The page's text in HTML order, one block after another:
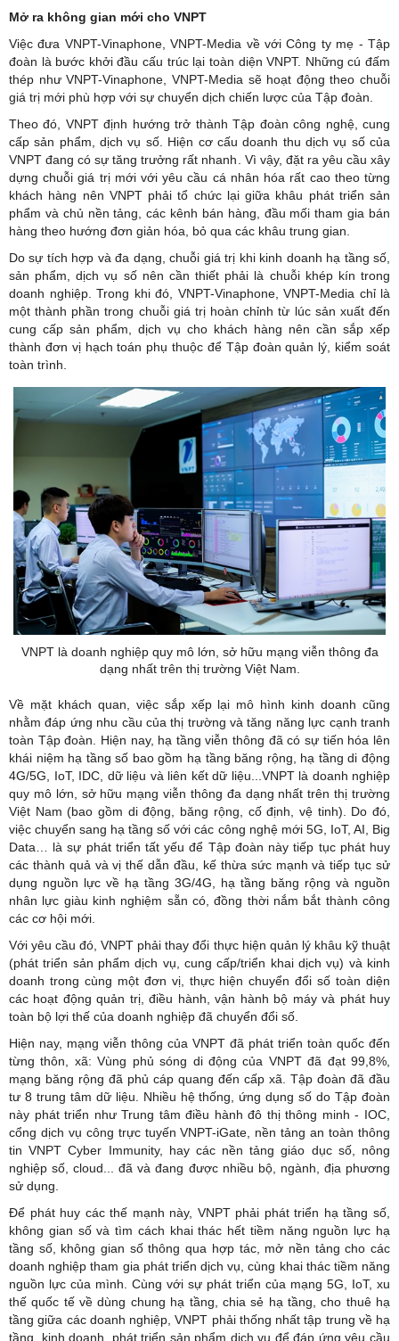
Mở ra không gian mới cho VNPT
Việc đưa VNPT-Vinaphone, VNPT-Media về với Công ty mẹ - Tập
đoàn là bước khởi đầu cấu trúc lại toàn diện VNPT. Những cú đấm
thép như VNPT-Vinaphone, VNPT-Media sẽ hoạt động theo chuỗi
giá trị mới phù hợp với sự chuyển dịch chiến lược của Tập đoàn.
Theo đó, VNPT định hướng trở thành Tập đoàn công nghệ, cung
cấp sản phẩm, dịch vụ số. Hiện cơ cấu doanh thu dịch vụ số của
VNPT đang có sự tăng trưởng rất nhanh. Vì vậy, đặt ra yêu cầu xây
dựng chuỗi giá trị mới với yêu cầu cá nhân hóa rất cao theo từng
khách hàng nên VNPT phải tổ chức lại giữa khâu phát triển sản
phẩm và chủ nền tảng, các kênh bán hàng, đầu mối tham gia bán
hàng theo hướng đơn giản hóa, bỏ qua các khâu trung gian.
Do sự tích hợp và đa dạng, chuỗi giá trị khi kinh doanh hạ tầng số,
sản phẩm, dịch vụ số nên cần thiết phải là chuỗi khép kín trong
doanh nghiệp. Trong khi đó, VNPT-Vinaphone, VNPT-Media chỉ là
một thành phần trong chuỗi giá trị hoàn chỉnh từ lúc sản xuất đến
cung cấp sản phẩm, dịch vụ cho khách hàng nên cần sắp xếp
thành đơn vị hạch toán phụ thuộc để Tập đoàn quản lý, kiểm soát
toàn trình.
VNPT là doanh nghiệp quy mô lớn, sở hữu mạng viễn thông đa
dạng nhất trên thị trường Việt Nam.
Về mặt khách quan, việc sắp xếp lại mô hình kinh doanh cũng
nhằm đáp ứng nhu cầu của thị trường và tăng năng lực cạnh tranh
toàn Tập đoàn. Hiện nay, hạ tầng viễn thông đã có sự tiến hóa lên
khái niệm hạ tầng số bao gồm hạ tầng băng rộng, hạ tầng di động
4G/5G, IoT, IDC, dữ liệu và liên kết dữ liệu...VNPT là doanh nghiệp
quy mô lớn, sở hữu mạng viễn thông đa dạng nhất trên thị trường
Việt Nam (bao gồm di động, băng rộng, cố định, vệ tinh). Do đó,
việc chuyển sang hạ tầng số với các công nghệ mới 5G, IoT, AI, Big
Data… là sự phát triển tất yếu để Tập đoàn này tiếp tục phát huy
các thành quả và vị thế dẫn đầu, kế thừa sức mạnh và tiếp tục sử
dụng nguồn lực về hạ tầng 3G/4G, hạ tầng băng rộng và nguồn
nhân lực giàu kinh nghiệm sẵn có, đồng thời nắm bắt thành công
các cơ hội mới.
Với yêu cầu đó, VNPT phải thay đổi thực hiện quản lý khâu kỹ thuật
(phát triển sản phẩm dịch vụ, cung cấp/triển khai dịch vụ) và kinh
doanh trong cùng một đơn vị, thực hiện chuyển đổi số toàn diện
các hoạt động quản trị, điều hành, vận hành bộ máy và phát huy
toàn bộ lợi thế của doanh nghiệp đã chuyển đổi số.
Hiện nay, mạng viễn thông của VNPT đã phát triển toàn quốc đến
từng thôn, xã: Vùng phủ sóng di động của VNPT đã đạt 99,8%,
mạng băng rộng đã phủ cáp quang đến cấp xã. Tập đoàn đã đầu
tư 8 trung tâm dữ liệu. Nhiều hệ thống, ứng dụng số do Tập đoàn
này phát triển như Trung tâm điều hành đô thị thông minh - IOC,
cổng dịch vụ công trực tuyến VNPT-iGate, nền tảng an toàn thông
tin VNPT Cyber Immunity, hay các nền tảng giáo dục số, nông
nghiệp số, cloud... đã và đang được nhiều bộ, ngành, địa phương
sử dụng.
Để phát huy các thế mạnh này, VNPT phải phát triển hạ tầng số,
không gian số và tìm cách khai thác hết tiềm năng nguồn lực hạ
tầng số, không gian số thông qua hợp tác, mở nền tảng cho các
doanh nghiệp tham gia phát triển dịch vụ, cùng khai thác tiềm năng
nguồn lực của mình. Cùng với sự phát triển của mạng 5G, IoT, xu
thế quốc tế về dùng chung hạ tầng, chia sẻ hạ tầng, cho thuê hạ
tầng giữa các doanh nghiệp, VNPT phải thống nhất tập trung về hạ
tầng, kinh doanh, phát triển sản phẩm dịch vụ để đáp ứng yêu cầu